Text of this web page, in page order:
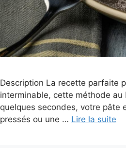
Description La recette parfaite
interminable, cette méthode
quelques secondes, votre pâte
pressés ou une … Lire la suite